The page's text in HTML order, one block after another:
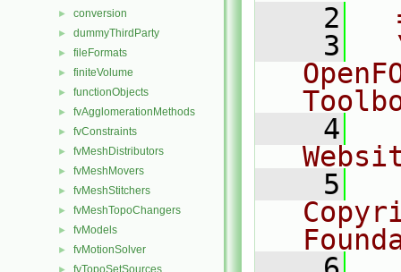
► conversion
► dummyThirdParty
► fileFormats
► finiteVolume
► functionObjects
► fvAgglomerationMethods
► fvConstraints
► fvMeshDistributors
► fvMeshMovers
► fvMeshStitchers
► fvMeshTopoChangers
► fvModels
► fvMotionSolver
fvTopoSetSources
    2
    3
    4
    5